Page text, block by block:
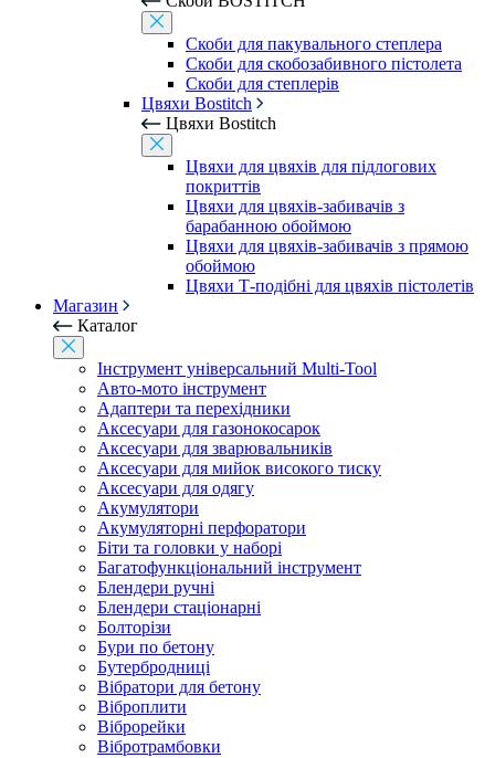
Скоби для пакувального степлера
Скоби для скобозабивного пістолета
Скоби для степлерів
Цвяхи Bostitch
Цвяхи Bostitch
Цвяхи для цвяхів для підлогових
покриттів
Цвяхи для цвяхів-забивачів з
барабанною обоймою
Цвяхи для цвяхів-забивачів з прямою
обоймою
Цвяхи Т-подібні для цвяхів пістолетів
Магазин
Каталог
Інструмент універсальний Multi-Tool
Авто-мото інструмент
Адаптери та перехідники
Аксесуари для газонокосарок
Аксесуари для зварювальників
Аксесуари для мийок високого тиску
Аксесуари для одягу
Акумулятори
Акумуляторні перфоратори
Біти та головки у наборі
Багатофункціональний інструмент
Блендери ручні
Блендери стаціонарні
Болторізи
Бури по бетону
Бутербродниці
Вібратори для бетону
Віброплити
Віброрейки
Вібротрамбовки